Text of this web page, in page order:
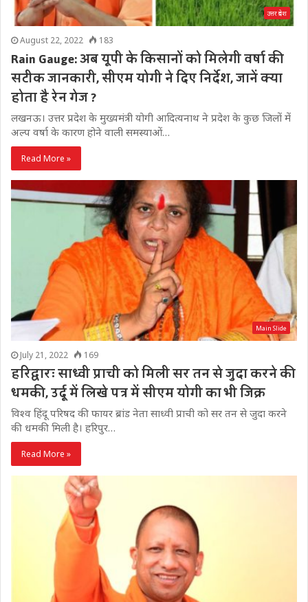
उत्तर प्रदेश
August 22, 2022 183
Rain Gauge: अब यूपी के किसानों को मिलेगी वर्षा की
सटीक जानकारी, सीएम योगी ने दिए निर्देश, जानें क्या
होता है रेन गेज ?
लखनऊ। उत्तर प्रदेश के मुख्यमंत्री योगी आदित्यनाथ ने प्रदेश के कुछ जिलों में
अल्प वर्षा के कारण होने वाली समस्याओं…
Read More »
Main Slide
July 21, 2022 169
हरिद्वारः साध्वी प्राची को मिली सर तन से जुदा करने की
धमकी, उर्दू में लिखे पत्र में सीएम योगी का भी जिक्र
विश्व हिंदू परिषद की फायर ब्रांड नेता साध्वी प्राची को सर तन से जुदा करने
की धमकी मिली है। हरिपुर…
Read More »